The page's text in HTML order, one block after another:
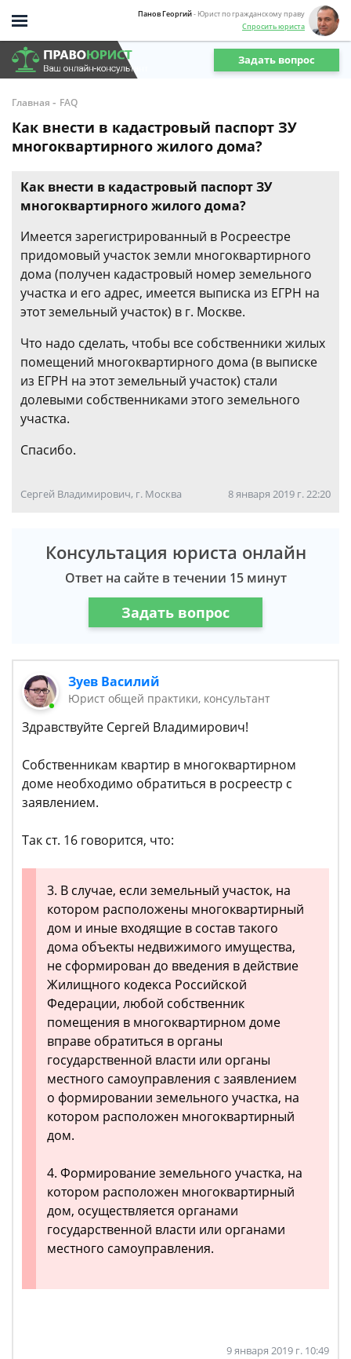
Панов Георгий- Юрист по гражданскому праву
Спросить юриста
Задать вопрос
Главная - FAQ
Как внести в кадастровый паспорт ЗУ
многоквартирного жилого дома?
Как внести в кадастровый паспорт ЗУ
многоквартирного жилого дома?
Имеется зарегистрированный в Росреестре
придомовый участок земли многоквартирного
дома (получен кадастровый номер земельного
участка и его адрес, имеется выписка из ЕГРН на
этот земельный участок) в г. Москве.
Что надо сделать, чтобы все собственники жилых
помещений многоквартирного дома (в выписке
из ЕГРН на этот земельный участок) стали
долевыми собственниками этого земельного
участка.
Спасибо.
Сергей Владимирович, г. Москва 8 января 2019 г. 22:20
Консультация юриста онлайн
Ответ на сайте в течении 15 минут
Задать вопрос
Зуев Василий
Юрист общей практики, консультант
Здравствуйте Сергей Владимирович!
Собственникам квартир в многоквартирном
доме необходимо обратиться в росреестр с
заявлением.
Так ст. 16 говорится, что:
3. В случае, если земельный участок, на
котором расположены многоквартирный
дом и иные входящие в состав такого
дома объекты недвижимого имущества,
не сформирован до введения в действие
Жилищного кодекса Российской
Федерации, любой собственник
помещения в многоквартирном доме
вправе обратиться в органы
государственной власти или органы
местного самоуправления с заявлением
о формировании земельного участка, на
котором расположен многоквартирный
дом.
4. Формирование земельного участка, на
котором расположен многоквартирный
дом, осуществляется органами
государственной власти или органами
местного самоуправления.
9 января 2019 г. 10:49